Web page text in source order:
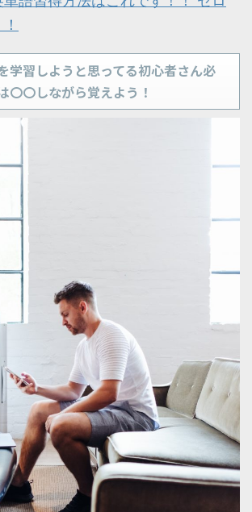
学習しようと思ってる初心者さん必
〇〇しながら覚えよう！